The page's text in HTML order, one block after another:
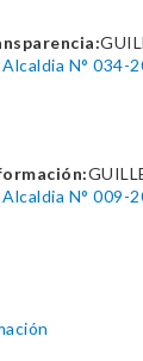
N° 034-
N° 009-